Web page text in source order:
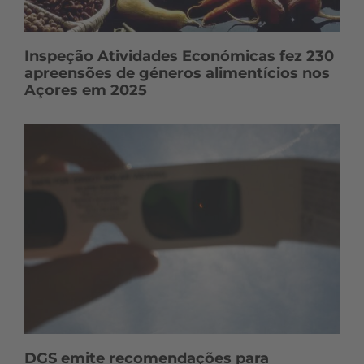
Inspeção Atividades Económicas fez 230
apreensões de géneros alimentícios nos
Açores em 2025
DGS emite recomendações para